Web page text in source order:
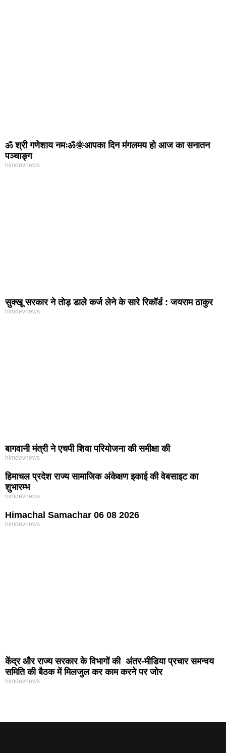
ॐ श्री गणेशाय नमःॐ🌞आपका दिन मंगलमय हो आज का सनातन
पञ्चाङ्ग
himdevnews
सुक्खू सरकार ने तोड़ डाले कर्ज लेने के सारे रिकॉर्ड : जयराम ठाकुर
himdevnews
बागवानी मंत्री ने एचपी शिवा परियोजना की समीक्षा की
himdevnews
हिमाचल प्रदेश राज्य सामाजिक अंकेक्षण इकाई की वेबसाइट का
शुभारम्भ
himdevnews
Himachal Samachar 06 08 2026
himdevnews
केंद्र और राज्य सरकार के विभागों की अंतर-मीडिया प्रचार समन्वय
समिति की बैठक में मिलजुल कर काम करने पर जोर
himdevnews